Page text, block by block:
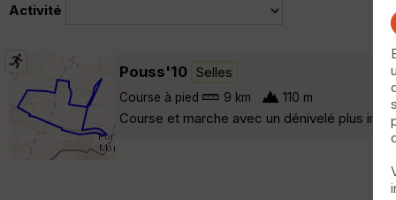
Activité
Pouss'10 Selles
Course à pied 9 km 110 m
Course et marche avec un dénivelé plus